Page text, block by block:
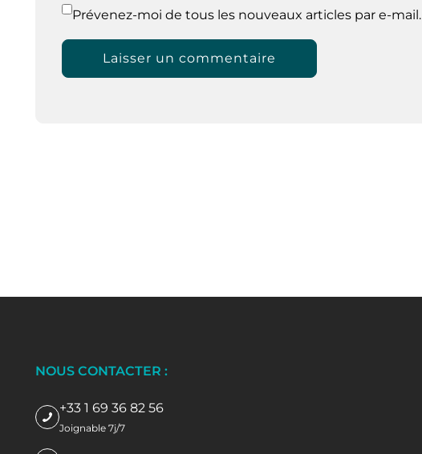
Prévenez-moi de tous les nouveaux articles par e-mail.
NOUS CONTACTER :
+33 1 69 36 82 56
Joignable 7j/7